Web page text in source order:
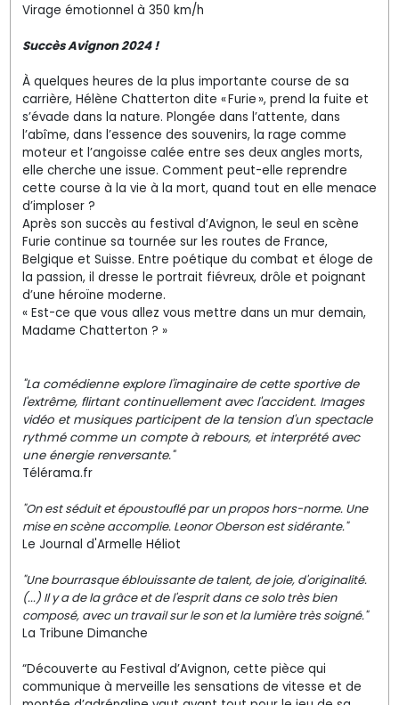
Virage émotionnel à 350 km/h
Succès Avignon 2024 !
À quelques heures de la plus importante course de sa
carrière, Hélène Chatterton dite « Furie », prend la fuite et
s’évade dans la nature. Plongée dans l’attente, dans
l’abîme, dans l’essence des souvenirs, la rage comme
moteur et l’angoisse calée entre ses deux angles morts,
elle cherche une issue. Comment peut-elle reprendre
cette course à la vie à la mort, quand tout en elle menace
d’imploser ?
Après son succès au festival d’Avignon, le seul en scène
Furie continue sa tournée sur les routes de France,
Belgique et Suisse. Entre poétique du combat et éloge de
la passion, il dresse le portrait fiévreux, drôle et poignant
d’une héroïne moderne.
« Est-ce que vous allez vous mettre dans un mur demain,
Madame Chatterton ? »
"La comédienne explore l'imaginaire de cette sportive de
l'extrême, flirtant continuellement avec l'accident. Images
vidéo et musiques participent de la tension d'un spectacle
rythmé comme un compte à rebours, et interprété avec
une énergie renversante."
Télérama.fr
"On est séduit et époustouflé par un propos hors-norme. Une
mise en scène accomplie. Leonor Oberson est sidérante."
Le Journal d'Armelle Héliot
"Une bourrasque éblouissante de talent, de joie, d'originalité.
(...) Il y a de la grâce et de l'esprit dans ce solo très bien
composé, avec un travail sur le son et la lumière très soigné."
La Tribune Dimanche
“Découverte au Festival d’Avignon, cette pièce qui
communique à merveille les sensations de vitesse et de